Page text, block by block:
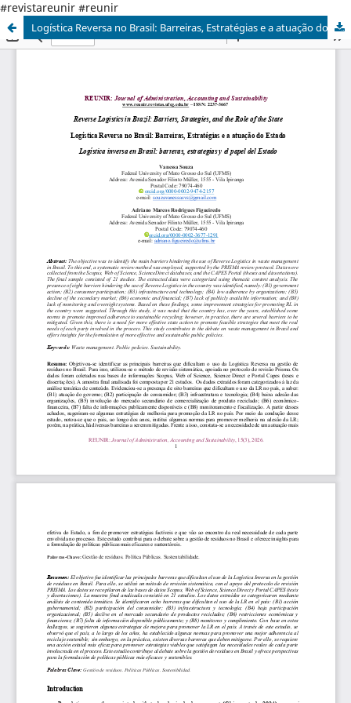
#revistareunir #reunir
Logística Reversa no Brasil: Barreiras, Estratégias e a atuação do Estado